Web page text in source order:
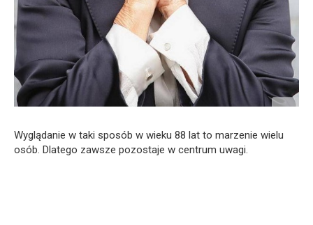
Wyglądanie w taki sposób w wieku 88 lat to marzenie wielu
osób. Dlatego zawsze pozostaje w centrum uwagi.